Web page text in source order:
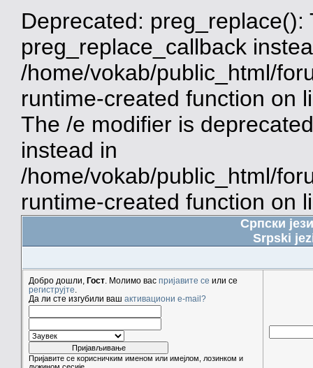
Deprecated:
preg_replace_callback
/home/vokab/public_html/
runtime-created function on
The /e modifier is
instead in
/home/vokab/public_html/
runtime-created function on
Српски
Srpski
Добро дошли, Гост . Молимо вас пријавите се или се
региструјте
Да ли сте изгубили ваш активациони e-mail?
Пријавите се корисничким именом или имејлом, лозинком и